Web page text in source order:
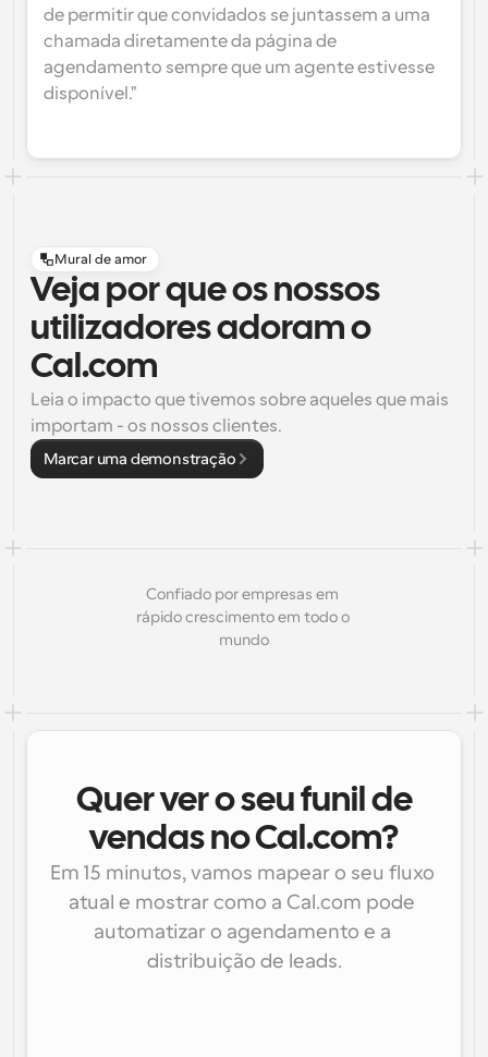
de permitir que convidados se juntassem a uma
chamada diretamente da página de
agendamento sempre que um agente estivesse
disponível."
Mural de amor
Veja por que os nossos
utilizadores adoram o
Cal.com
Leia o impacto que tivemos sobre aqueles que mais
importam - os nossos clientes.
Marcar uma demonstração
Confiado por empresas em
rápido crescimento em todo o
mundo
Quer ver o seu funil de
vendas no Cal.com?
Em 15 minutos, vamos mapear o seu fluxo
atual e mostrar como a Cal.com pode
automatizar o agendamento e a
distribuição de leads.